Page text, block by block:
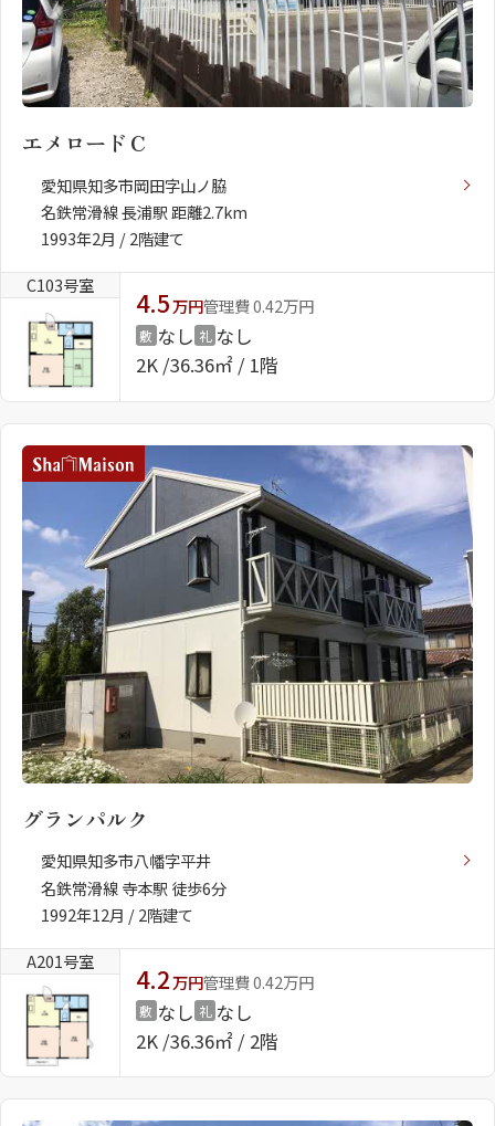
ルームツアー
ShaMaison STYLE
シャーメゾンショップを探す
らくらく内見
シャーメゾンライフサポート
お問い合わせ・よくある質問
シャーメゾンライフ CLUB
らくらくパートナー
シャーメゾンライフ GUARD
らくらくプラチナ
エメロードＣ
愛知県知多市岡田字山ノ脇
名鉄常滑線 長浦駅 距離2.7km
1993年2月 / 2階建て
C103号室
4.5万円管理費 0.42万円
敷 なし 礼 なし
2K 36.36㎡ / 1階
グランパルク
愛知県知多市八幡字平井
名鉄常滑線 寺本駅 徒歩6分
1992年12月 / 2階建て
A201号室
4.2万円管理費 0.42万円
敷 なし 礼 なし
2K 36.36㎡ / 2階
ル、シャーメゾンプレミアです。